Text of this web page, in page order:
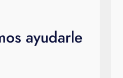
ayudarle